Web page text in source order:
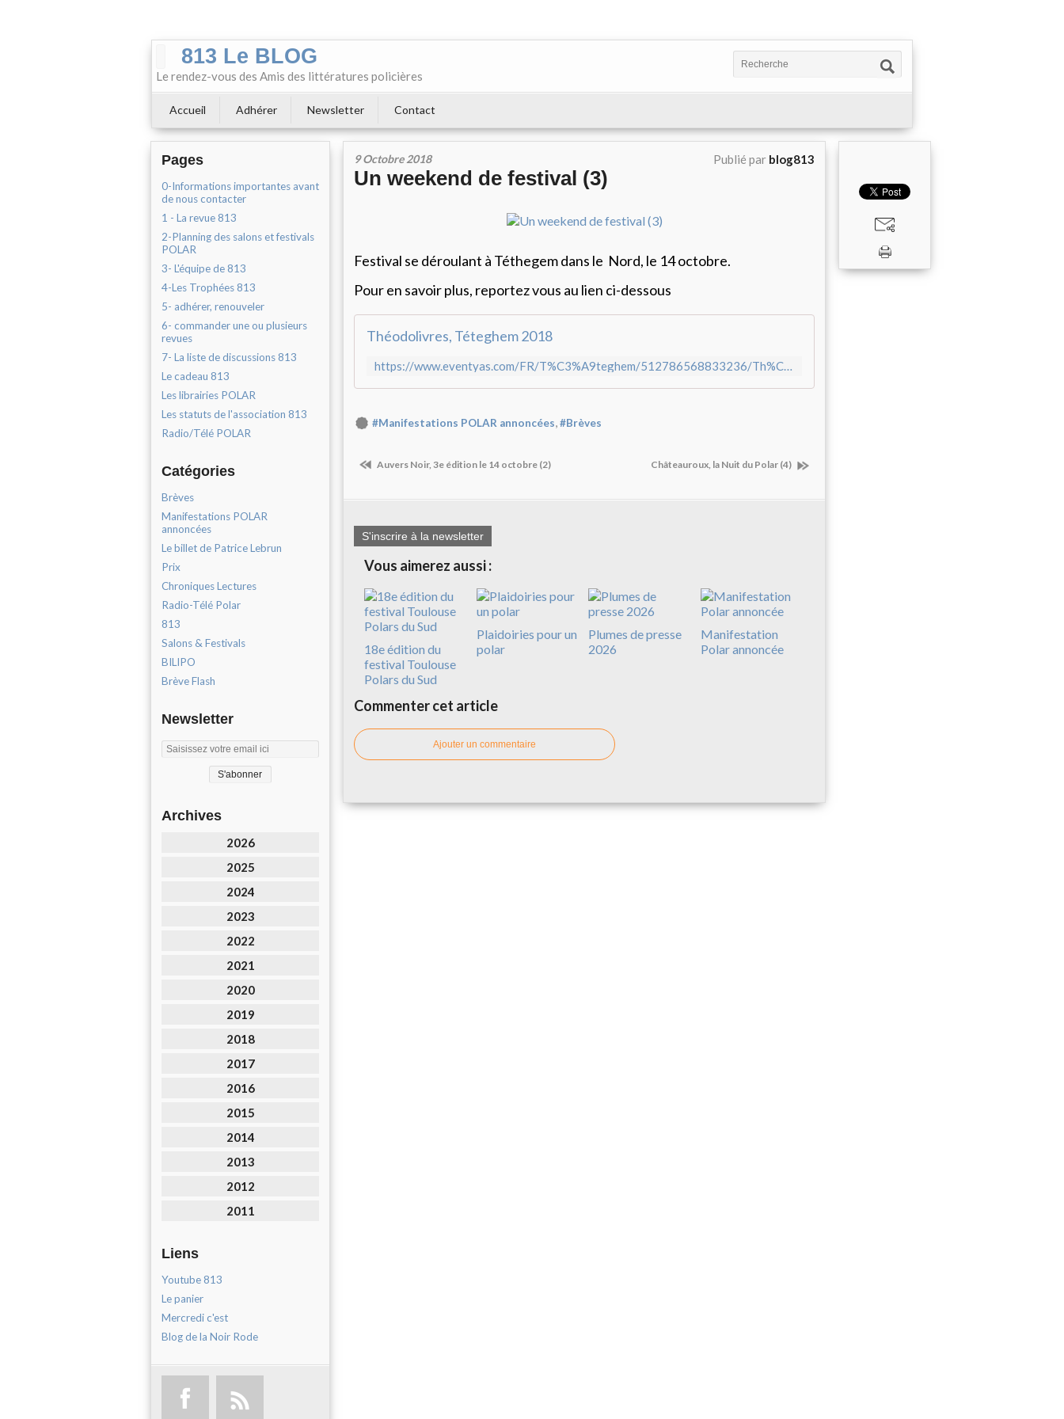
813 Le BLOG
Le rendez-vous des Amis des littératures policières
Accueil Adhérer Newsletter Contact
Pages
0-Informations importantes avant
de nous contacter
1 - La revue 813
2-Planning des salons et festivals
POLAR
3- L'équipe de 813
4-Les Trophées 813
5- adhérer, renouveler
6- commander une ou plusieurs
revues
7- La liste de discussions 813
Le cadeau 813
Les librairies POLAR
Les statuts de l'association 813
Radio/Télé POLAR
Catégories
Brèves
Manifestations POLAR
annoncées
Le billet de Patrice Lebrun
Prix
Chroniques Lectures
Radio-Télé Polar
813
Salons & Festivals
BILIPO
Brève Flash
Newsletter
Archives
2026
2025
2024
2023
2022
2021
2020
2019
2018
2017
2016
2015
2014
2013
2012
2011
Liens
Youtube 813
Le panier
Mercredi c'est
Blog de la Noir Rode
9 Octobre 2018 Publié par blog813
Un weekend de festival (3)
Festival se déroulant à Téthegem dans le Nord, le 14 octobre.
Pour en savoir plus, reportez vous au lien ci-dessous
Théodolivres, Téteghem 2018
https://www.eventyas.com/FR/T%C3%A9teghem/512786568833236/Th%C3%A9odolivres
#Manifestations POLAR annoncées,#Brèves
Auvers Noir, 3e édition le 14 octobre (2) Châteauroux, la Nuit du Polar (4)
S'inscrire à la newsletter
Vous aimerez aussi :
18e édition du
festival Toulouse
Polars du Sud
Plaidoiries pour un
polar
Plumes de presse
2026
Manifestation
Polar annoncée
Commenter cet article
Ajouter un commentaire